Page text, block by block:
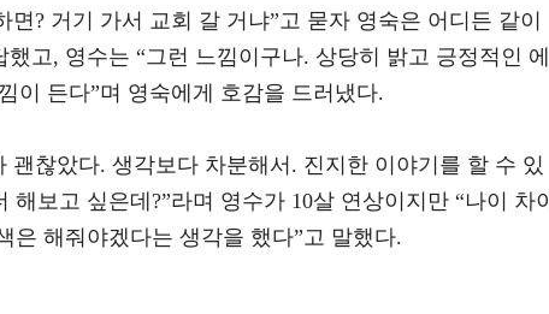
? 거기 가서 교회 갈 거냐”고 묻자 영숙은 어디든 같이
고, 영수는 “그런 느낌이구나. 상당히 밝고 긍정적인 에
이 든다”며 영숙에게 호감을 드러냈다.
괜찮았다. 생각보다 차분해서. 진지한 이야기를 할 수 있
보고 싶은데?”라며 영수가 10살 연상이지만 “나이 차이
은 해줘야겠다는 생각을 했다”고 말했다.